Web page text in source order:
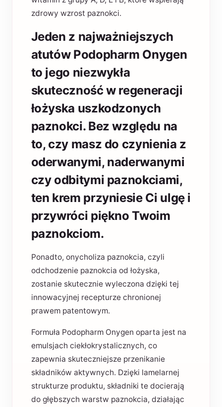
zdrowy wzrost paznokci.
Jeden z najważniejszych
atutów Podopharm Onygen
to jego niezwykła
skuteczność w regeneracji
łożyska uszkodzonych
paznokci. Bez względu na
to, czy masz do czynienia z
oderwanymi, naderwanymi
czy odbitymi paznokciami,
ten krem przyniesie Ci ulgę i
przywróci piękno Twoim
paznokciom.
Ponadto, onycholiza paznokcia, czyli
odchodzenie paznokcia od łożyska,
zostanie skutecznie wyleczona dzięki tej
innowacyjnej recepturze chronionej
prawem patentowym.
Formuła Podopharm Onygen oparta jest na
emulsjach ciekłokrystalicznych, co
zapewnia skuteczniejsze przenikanie
składników aktywnych. Dzięki lamelarnej
strukturze produktu, składniki te docierają
do głębszych warstw paznokcia, działając